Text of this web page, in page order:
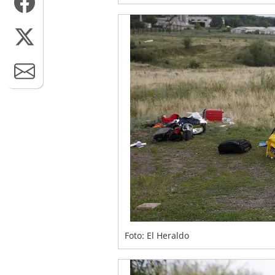
Foto: El Heraldo